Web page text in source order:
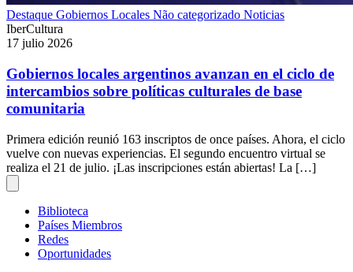
Destaque Gobiernos Locales Não categorizado Noticias
IberCultura
17 julio 2026
Gobiernos locales argentinos avanzan en el ciclo de
intercambios sobre políticas culturales de base
comunitaria
Primera edición reunió 163 inscriptos de once países. Ahora, el ciclo
vuelve con nuevas experiencias. El segundo encuentro virtual se
realiza el 21 de julio. ¡Las inscripciones están abiertas! La […]
Biblioteca
Países Miembros
Redes
Oportunidades